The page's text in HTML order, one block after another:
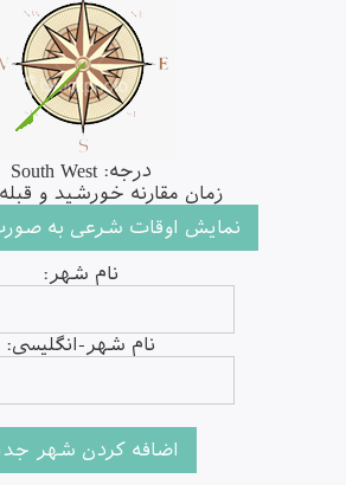
درجه: South West
زمان مقارنه خورشید و قبله: 13:11
نام شهر:
نام شهر-انگلیسی: